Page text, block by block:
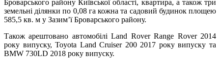
Броварського району Київської області, квартира, а також три
земельні ділянки по 0,08 га кожна та садовий будинок площею
585,5 кв. м у Зазим’ї Броварського району.
Також арештовано автомобілі Land Rover Range Rover 2014
року випуску, Toyota Land Cruiser 200 2017 року випуску та
BMW 730LD 2018 року випуску.